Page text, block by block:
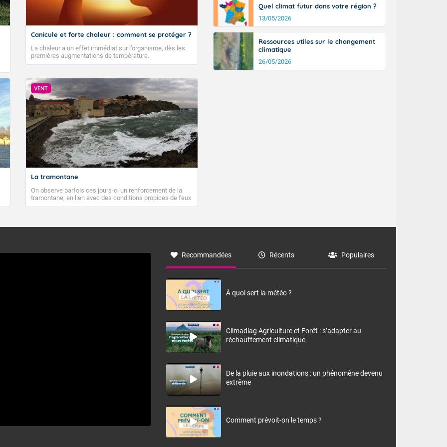
Canicule et forte chaleur : comment se protéger ?
La chaleur a un effet immédiat sur l’organisme, dès les
premières augmentations de température.
VENT
La tramontane
On observe parfois ces jours-ci un renforcement de la
tramontane, en lien avec des conditions propices de feux
de forêt. Mais qu'est-ce que la tramontane ? Quelles sont
à nord-ouest, dans un secteur qui part du Roussillon à la
monts, en allusion aux régions montagneuses d’où
Quel climat futur dans votre région ?
13/05/2026
Ressources utiles sur le changement
climatique
26/05/2026
Recommandées Récents Populaires
À quoi sert la météo ?
Climadiag Agriculture et Forêt : s’adapter au
réchauffement climatique
De la pluie aux inondations : un phénomène devenu
extrême
Comment prévoit-on le temps ?